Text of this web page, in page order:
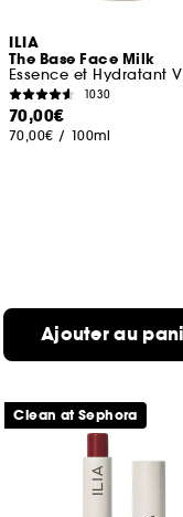
ILIA
The Base Face Milk
Essence et Hydratant
1030
70,00€
70,00€ / 100ml
Ajouter au
Clean at Sephora